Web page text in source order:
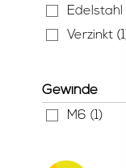
Edelstahl
Verzinkt
Gewinde
M6 (1)